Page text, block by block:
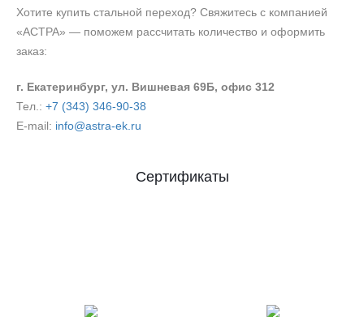
Хотите купить стальной переход? Свяжитесь с компанией
«АСТРА» — поможем рассчитать количество и оформить
заказ:
г. Екатеринбург, ул. Вишневая 69Б, офис 312
Тел.: +7 (343) 346-90-38
E-mail: info@astra-ek.ru
Сертификаты